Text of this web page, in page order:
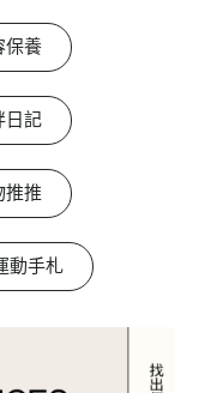
保養
日記
推推
動手札